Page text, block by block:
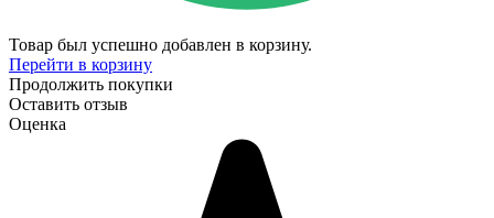
Товар был успешно добавлен в корзину.
Перейти в корзину
Продолжить покупки
Оставить отзыв
Оценка